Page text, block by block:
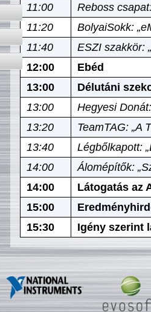
11:00
Reboss
11:20
BolyaiSokk:
11:40
ESZI szakkör:
12:00
Ebéd
13:00
Délutáni
13:00
Hegyesi
13:20
TeamTAG: „A
13:40
Légbőlkapott:
14:00
Álomépítők:
14:00
Látogatás az
15:00
15:30
Igény szerint